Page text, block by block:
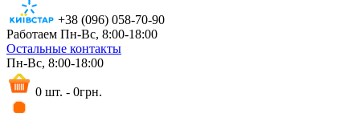
+38 (096) 058-70-90
Работаем Пн-Вс, 8:00-18:00
Остальные контакты
Пн-Вс, 8:00-18:00
0 шт. - 0грн.